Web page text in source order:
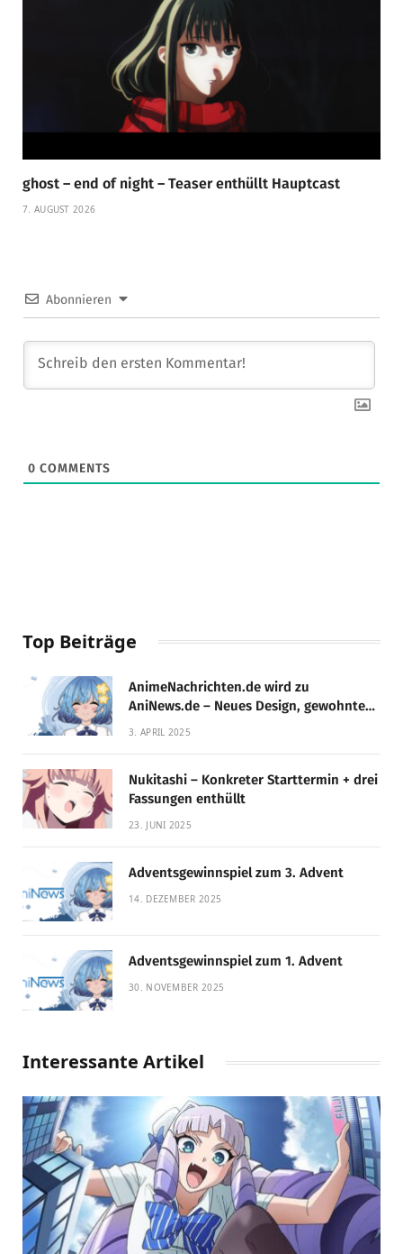
ghost – end of night – Teaser enthüllt Hauptcast
7. AUGUST 2026
Abonnieren
0 COMMENTS
Top Beiträge
AnimeNachrichten.de wird zu
AniNews.de – Neues Design, gewohnte
Qualität!
3. APRIL 2025
Nukitashi – Konkreter Starttermin + drei
Fassungen enthüllt
23. JUNI 2025
Adventsgewinnspiel zum 3. Advent
14. DEZEMBER 2025
Adventsgewinnspiel zum 1. Advent
30. NOVEMBER 2025
Interessante Artikel